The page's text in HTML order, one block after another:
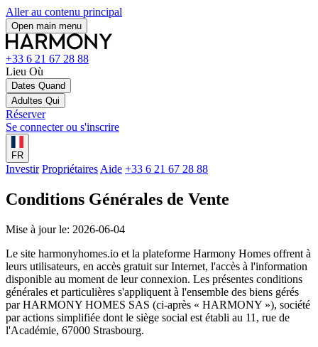
Aller au contenu principal
Open main menu
+33 6 21 67 28 88
Lieu Où
Dates Quand
Adultes Qui
Réserver
Se connecter ou s'inscrire
FR
Investir Propriétaires Aide +33 6 21 67 28 88
Conditions Générales de Vente
Mise à jour le: 2026-06-04
Le site harmonyhomes.io et la plateforme Harmony Homes offrent à
leurs utilisateurs, en accès gratuit sur Internet, l'accès à l'information
disponible au moment de leur connexion. Les présentes conditions
générales et particulières s'appliquent à l'ensemble des biens gérés
par HARMONY HOMES SAS (ci-après « HARMONY »), société
par actions simplifiée dont le siège social est établi au 11, rue de
l'Académie, 67000 Strasbourg.